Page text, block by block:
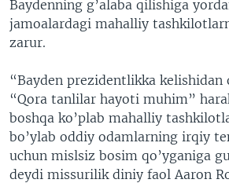
Baydenning g’alaba qilishiga
jamoalardagi mahalliy
zarur.
“Bayden prezidentlikka kelishidan
“Qora tanlilar hayoti muhim”
boshqa ko’plab mahalliy
bo’ylab oddiy odamlarning irqiy
uchun mislsiz bosim qo’yganiga
deydi missurilik diniy faol Aaron